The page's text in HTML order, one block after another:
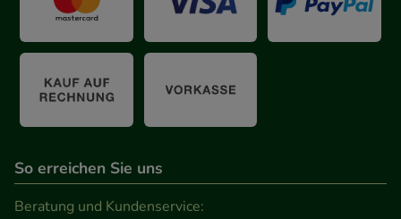
So erreichen Sie uns
Beratung und Kundenservice: